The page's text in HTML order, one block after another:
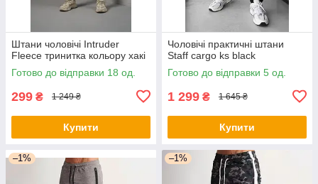
Штани чоловічі Intruder
Fleece тринитка кольору хакі
Готово до відправки 18 од.
299 ₴ 1 249 ₴
Купити
Чоловічі практичні штани
Staff cargo ks black
Готово до відправки 5 од.
1 299 ₴ 1 645 ₴
Купити
–1% –1%